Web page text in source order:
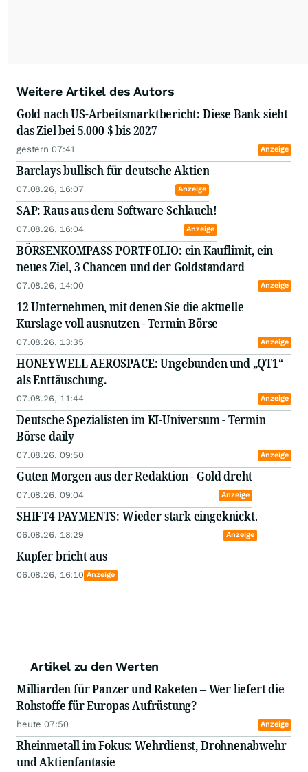
Weitere Artikel des Autors
Gold nach US-Arbeitsmarktbericht: Diese Bank sieht
das Ziel bei 5.000 $ bis 2027
gestern 07:41 Anzeige
Barclays bullisch für deutsche Aktien
07.08.26, 16:07 Anzeige
SAP: Raus aus dem Software-Schlauch!
07.08.26, 16:04 Anzeige
BÖRSENKOMPASS-PORTFOLIO: ein Kauflimit, ein
neues Ziel, 3 Chancen und der Goldstandard
07.08.26, 14:00 Anzeige
12 Unternehmen, mit denen Sie die aktuelle
Kurslage voll ausnutzen - Termin Börse
07.08.26, 13:35 Anzeige
HONEYWELL AEROSPACE: Ungebunden und „QT1“
als Enttäuschung.
07.08.26, 11:44 Anzeige
Deutsche Spezialisten im KI-Universum - Termin
Börse daily
07.08.26, 09:50 Anzeige
Guten Morgen aus der Redaktion - Gold dreht
07.08.26, 09:04 Anzeige
SHIFT4 PAYMENTS: Wieder stark eingeknickt.
06.08.26, 18:29 Anzeige
Kupfer bricht aus
06.08.26, 16:10 Anzeige
Artikel zu den Werten
Milliarden für Panzer und Raketen – Wer liefert die
Rohstoffe für Europas Aufrüstung?
heute 07:50 Anzeige
Rheinmetall im Fokus: Wehrdienst, Drohnenabwehr
und Aktienfantasie